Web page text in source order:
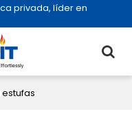
privada, líder en